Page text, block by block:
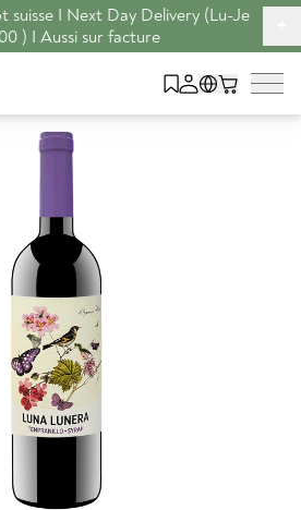
I Next Day Delivery (Lu-Je
) I Aussi sur facture